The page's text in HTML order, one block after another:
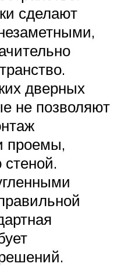
сделают
дверных
не позволяют
проемы,